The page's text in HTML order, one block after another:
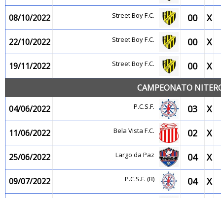
08/10/2022 Street Boy F.C. 00 X
22/10/2022 Street Boy F.C. 00 X
19/11/2022 Street Boy F.C. 00 X
CAMPEONATO
04/06/2022
P.C.S.F. 03 X
11/06/2022 Bela Vista F.C. 02 X
25/06/2022 Largo da Paz 04 X
09/07/2022 P.C.S.F. (B) 04 X